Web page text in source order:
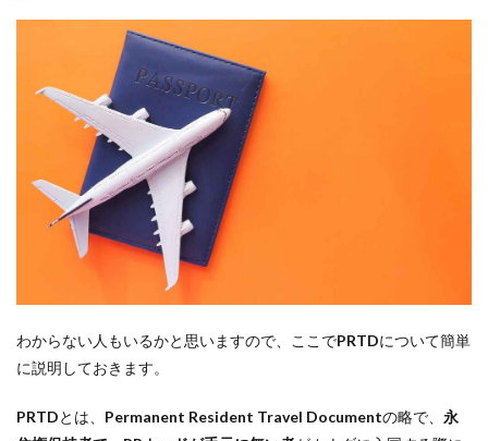
わからない人もいるかと思いますので、ここでPRTDについて簡単
に説明しておきます。
PRTDとは、 Permanent Resident Travel Documentの略で、 永